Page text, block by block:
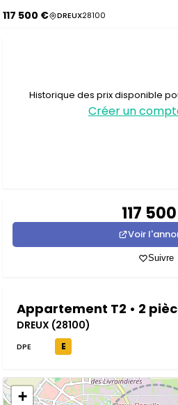
117 500 € DREUX28100
Historique des prix disponible
Créer un
117 500
Voir
Suivre
Appartement T2 • 2
DREUX (28100)
DPE E
+